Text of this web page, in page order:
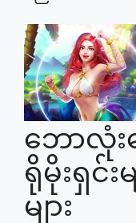
ဘောလုံး
ရိုမိုးရှင်
များ